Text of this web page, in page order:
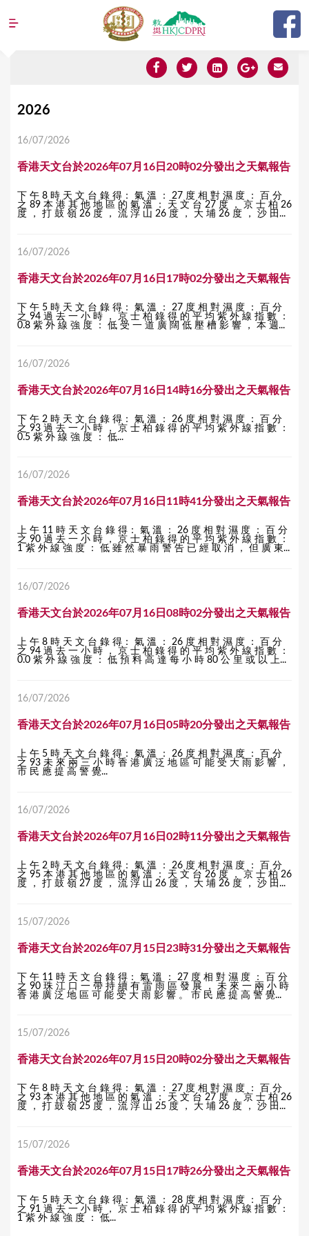
Jump to navigation
Y
a
e
2026
16/07/2026
香港天文台於2026年07月16日20時02分發出之天氣報告
下 午 8 時 天 文 台 錄 得： 氣 溫 ： 27 度 相 對 濕 度 ： 百 分
之 89 本 港 其 他 地 區 的 氣 溫 ： 天 文 台 27 度 ， 京 士 柏 26
度 ， 打 鼓 嶺 26 度 ， 流 浮 山 26 度 ， 大 埔 26 度 ， 沙 田...
16/07/2026
香港天文台於2026年07月16日17時02分發出之天氣報告
下 午 5 時 天 文 台 錄 得： 氣 溫 ： 27 度 相 對 濕 度 ： 百 分
之 94 過 去 一 小 時 ， 京 士 柏 錄 得 的 平 均 紫 外 線 指 數 ：
0.8 紫 外 線 強 度 ： 低 受 一 道 廣 闊 低 壓 槽 影 響 ， 本 週...
16/07/2026
香港天文台於2026年07月16日14時16分發出之天氣報告
下 午 2 時 天 文 台 錄 得： 氣 溫 ： 26 度 相 對 濕 度 ： 百 分
之 93 過 去 一 小 時 ， 京 士 柏 錄 得 的 平 均 紫 外 線 指 數 ：
0.5 紫 外 線 強 度 ： 低...
16/07/2026
香港天文台於2026年07月16日11時41分發出之天氣報告
上 午 11 時 天 文 台 錄 得： 氣 溫 ： 26 度 相 對 濕 度 ： 百 分
之 90 過 去 一 小 時 ， 京 士 柏 錄 得 的 平 均 紫 外 線 指 數 ：
1 紫 外 線 強 度 ： 低 雖 然 暴 雨 警 告 已 經 取 消 ， 但 廣 東...
16/07/2026
香港天文台於2026年07月16日08時02分發出之天氣報告
上 午 8 時 天 文 台 錄 得： 氣 溫 ： 26 度 相 對 濕 度 ： 百 分
之 94 過 去 一 小 時 ， 京 士 柏 錄 得 的 平 均 紫 外 線 指 數 ：
0.0 紫 外 線 強 度 ： 低 預 料 高 達 每 小 時 80 公 里 或 以 上...
16/07/2026
香港天文台於2026年07月16日05時20分發出之天氣報告
上 午 5 時 天 文 台 錄 得： 氣 溫 ： 26 度 相 對 濕 度 ： 百 分
之 93 未 來 兩 三 小 時 香 港 廣 泛 地 區 可 能 受 大 雨 影 響 ，
市 民 應 提 高 警 覺...
16/07/2026
香港天文台於2026年07月16日02時11分發出之天氣報告
上 午 2 時 天 文 台 錄 得： 氣 溫 ： 26 度 相 對 濕 度 ： 百 分
之 95 本 港 其 他 地 區 的 氣 溫 ： 天 文 台 26 度 ， 京 士 柏 26
度 ， 打 鼓 嶺 27 度 ， 流 浮 山 26 度 ， 大 埔 26 度 ， 沙 田...
15/07/2026
香港天文台於2026年07月15日23時31分發出之天氣報告
下 午 11 時 天 文 台 錄 得： 氣 溫 ： 27 度 相 對 濕 度 ： 百 分
之 90 珠 江 口 一 帶 持 續 有 雷 雨 區 發 展 ， 未 來 一 兩 小 時
香 港 廣 泛 地 區 可 能 受 大 雨 影 響 。 市 民 應 提 高 警 覺...
15/07/2026
香港天文台於2026年07月15日20時02分發出之天氣報告
下 午 8 時 天 文 台 錄 得： 氣 溫 ： 27 度 相 對 濕 度 ： 百 分
之 93 本 港 其 他 地 區 的 氣 溫 ： 天 文 台 27 度 ， 京 士 柏 26
度 ， 打 鼓 嶺 25 度 ， 流 浮 山 25 度 ， 大 埔 26 度 ， 沙 田...
15/07/2026
香港天文台於2026年07月15日17時26分發出之天氣報告
下 午 5 時 天 文 台 錄 得： 氣 溫 ： 28 度 相 對 濕 度 ： 百 分
之 91 過 去 一 小 時 ， 京 士 柏 錄 得 的 平 均 紫 外 線 指 數 ：
1 紫 外 線 強 度 ： 低...